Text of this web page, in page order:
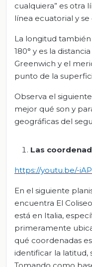
cualquiera” es otra
línea ecuatorial y
La longitud también
180° y es la
Greenwich y el
punto de la
Observa el
mejor qué son y
geográficas del
Las
https://youtu.be/-
En el siguiente
encuentra El
está en Italia,
primeramente
qué coordenadas
identificar la latitud,